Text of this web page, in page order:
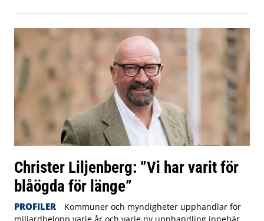
Christer Liljenberg: ”Vi har varit för
blåögda för länge”
PROFILER
Kommuner och myndigheter upphandlar för